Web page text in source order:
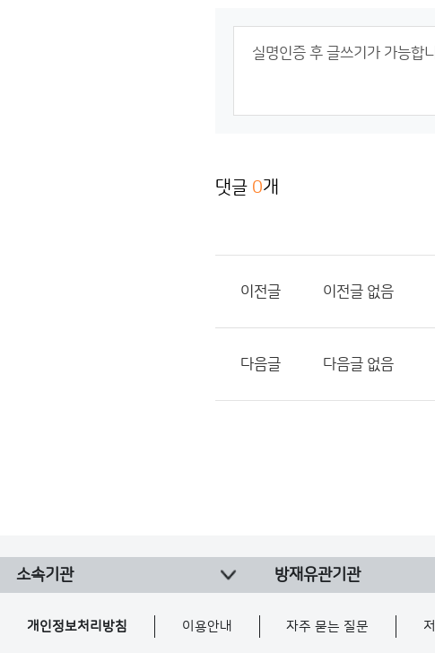
댓글 0개
이전글 이전글 없음
다음글 다음글 없음
소속기관 방재유관기관
개인정보처리방침 이용안내 자주 묻는 질문